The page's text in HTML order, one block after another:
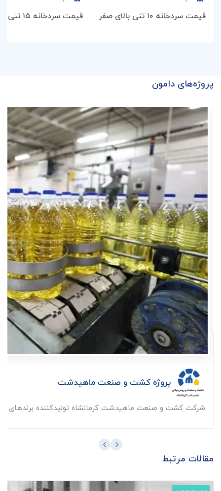
قیمت سردخانه ۱۰ تنی بالای صفر قیمت سردخانه ۱۵ تنی بالای صفر
پروژه‌های دامون
پروژه کشت و صنعت ماهیدشت
شرکت کشت و صنعت ماهیدشت کرمانشاه تولیدکننده برندهای
مقالات مرتبط